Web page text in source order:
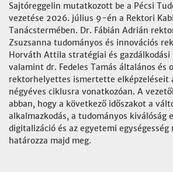
Sajtóreggelin mutatkozott be a Pécsi
vezetése 2026. július 9-én a Rektori
Tanácstermében. Dr. Fábián Adrián
Zsuzsanna tudományos és innovációs
Horváth Attila stratégiai és
valamint dr. Fedeles Tamás általános és
rektorhelyettes ismertette elképzeléseit
négyéves ciklusra vonatkozóan. A
abban, hogy a következő időszakot a
alkalmazkodás, a tudományos kiválóság
digitalizáció és az egyetemi egységesség
határozza majd meg.